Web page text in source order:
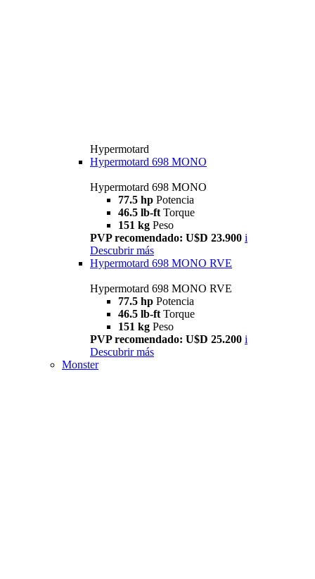
Hypermotard
Hypermotard 698 MONO
Hypermotard 698 MONO
77.5 hp Potencia
46.5 lb-ft Torque
151 kg Peso
PVP recomendado: U$D 23.900 i
Descubrir más
Hypermotard 698 MONO RVE
Hypermotard 698 MONO RVE
77.5 hp Potencia
46.5 lb-ft Torque
151 kg Peso
PVP recomendado: U$D 25.200 i
Descubrir más
Monster